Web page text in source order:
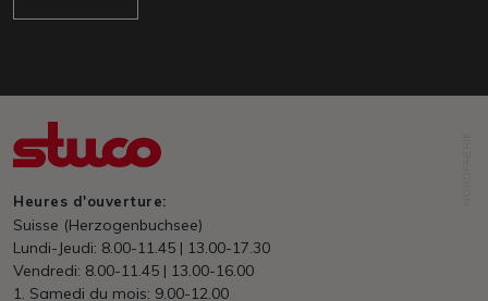
Heures d'ouverture:
Suisse (Herzogenbuchsee)
Lundi-Jeudi: 8.00-11.45 | 13.00-17.30
Vendredi: 8.00-11.45 | 13.00-16.00
1. Samedi du mois: 9.00-12.00